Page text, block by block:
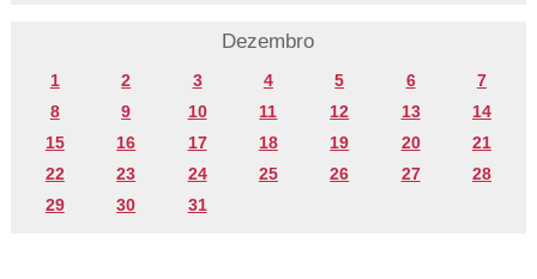
Dezembro
1 2 3 4 5 6
7
8
9 10 11 12 13
14
15
16 17 18 19 20
21
22
23 24 25 26 27
28
29
30 31